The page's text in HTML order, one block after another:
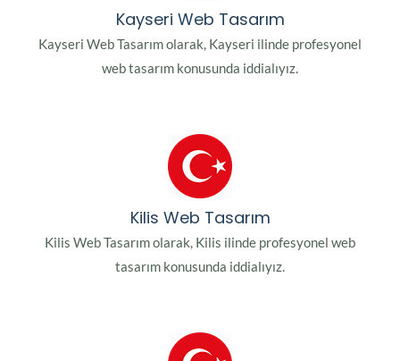
Kayseri Web Tasarım
Kayseri Web Tasarım olarak, Kayseri ilinde profesyonel
web tasarım konusunda iddialıyız.
Kilis Web Tasarım
Kilis Web Tasarım olarak, Kilis ilinde profesyonel web
tasarım konusunda iddialıyız.